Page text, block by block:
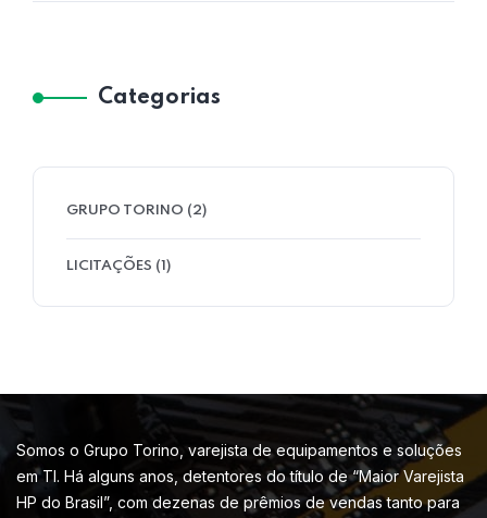
Categorias
GRUPO TORINO (2)
LICITAÇÕES (1)
Somos o Grupo Torino, varejista de equipamentos e soluções
em TI. Há alguns anos, detentores do título de “Maior Varejista
HP do Brasil”, com dezenas de prêmios de vendas tanto para